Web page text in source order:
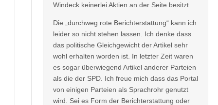
Windeck keinerlei Aktien an der Seite besitzt.
Die „durchweg rote Berichterstattung“ kann ich
leider so nicht stehen lassen. Ich denke dass
das politische Gleichgewicht der Artikel sehr
wohl erhalten worden ist. In letzter Zeit waren
es sogar überwiegend Artikel anderer Parteien
als die der SPD. Ich freue mich dass das Portal
von einigen Parteien als Sprachrohr genutzt
wird. Sei es Form der Berichterstattung oder